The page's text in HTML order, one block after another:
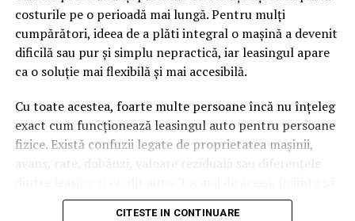
urmărească replay-ul trimite un semnal greu de ignorat.
Google nu îți măsoară direct satisfacția, însă timpul
petrecut, scrollul și revenirile spun ceva despre cât de
util e materialul.
Și mai e ceva ce se uită ușor. Un webinar reușit atrage
linkuri aproape de la sine. Cineva îl menționează într-un
newsletter, altcineva îl citează într-un articol, un
partener îl trimite în comunitatea lui. Fiecare astfel de
tău, iar autoritatea e moneda forte în SEO.
costurile pe o perioadă mai lungă. Pentru mulți
cumpărători, ideea de a plăti integral o mașină a devenit
dificilă sau pur și simplu nepractică, iar leasingul apare
ca o soluție mai flexibilă și mai accesibilă.
Cu toate acestea, foarte multe persoane încă nu înțeleg
exact cum funcționează leasingul auto pentru persoane
fizice. Există confuzii legate de proprietatea mașinii,
avans, rate, dobânzi, valoare reziduală sau diferențele
semnezi orice contract, este important să înțelegi clar
CITESTE IN CONTINUARE